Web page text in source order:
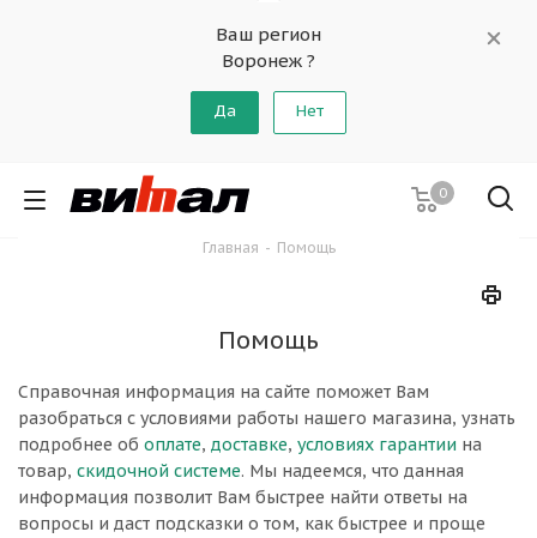
Ваш регион
Воронеж ?
Да Нет
0
Главная - Помощь
Помощь
Справочная информация на сайте поможет Вам
разобраться с условиями работы нашего магазина, узнать
подробнее об оплате, доставке, условиях гарантии на
товар, скидочной системе. Мы надеемся, что данная
информация позволит Вам быстрее найти ответы на
вопросы и даст подсказки о том, как быстрее и проще